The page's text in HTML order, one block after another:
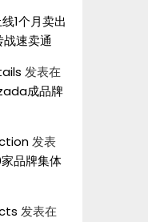
1个月卖出
速卖通
发表在
成品牌
发表
品牌集体
发表在